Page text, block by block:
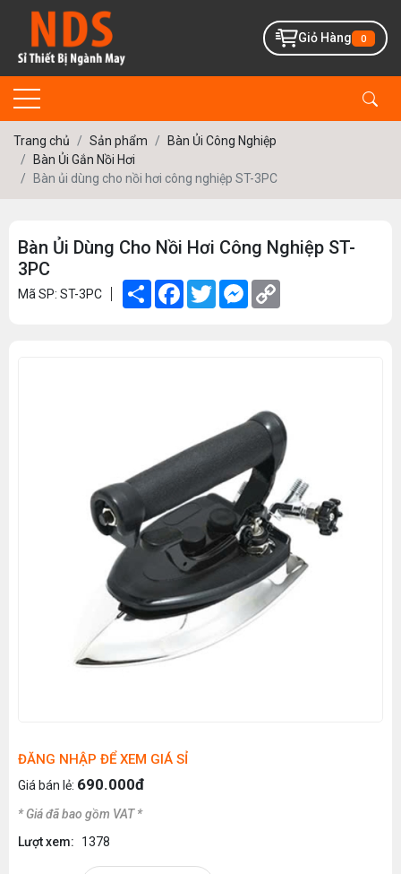
Giỏ Hàng 0
Trang chủ Sản phẩm
Bàn Ủi Công Nghiệp
Bàn Ủi Gắn Nồi Hơi
Bàn ủi dùng cho nồi hơi công nghiệp ST-3PC
Bàn Ủi Dùng Cho Nồi Hơi Công Nghiệp ST-
3PC
Mã SP: ST-3PC Share Facebook
TwitterMessenger
ĐĂNG NHẬP ĐỂ XEM GIÁ SỈ
Giá bán lẻ: 690.000đ
* Giá đã bao gồm VAT *
Lượt xem:
1378